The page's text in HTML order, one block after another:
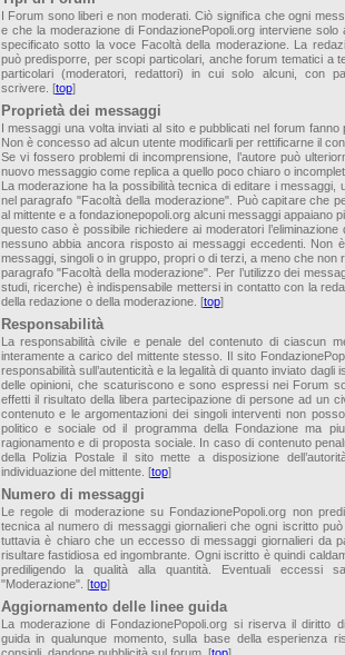
I Forum sono liberi e non moderati. Ciò significa che ogni
e che la moderazione di FondazionePopoli.org interviene
specificato sotto la voce Facoltà della moderazione. La
può predisporre, per scopi particolari, anche forum tematici a
particolari (moderatori, redattori) in cui solo alcuni, con
scrivere. [top]
Proprietà dei messaggi
I messaggi una volta inviati al sito e pubblicati nel forum fanno
Non è concesso ad alcun utente modificarli per rettificarne il
Se vi fossero problemi di incomprensione, l’autore può
nuovo messaggio come replica a quello poco chiaro o
La moderazione ha la possibilità tecnica di editare i messaggi,
nel paragrafo "Facoltà della moderazione". Può capitare che
al mittente e a fondazionepopoli.org alcuni messaggi appaiano
questo caso è possibile richiedere ai moderatori
nessuno abbia ancora risposto ai messaggi eccedenti. Non
messaggi, singoli o in gruppo, propri o di terzi, a meno che non
paragrafo "Facoltà della moderazione". Per l’utilizzo dei
studi, ricerche) è indispensabile mettersi in contatto con la
della redazione o della moderazione. [top]
Responsabilità
La responsabilità civile e penale del contenuto di ciascun
interamente a carico del mittente stesso. Il sito
responsabilità sull’autenticità e la legalità di quanto inviato dagli
delle opinioni, che scaturiscono e sono espressi nei Forum
effetti il risultato della libera partecipazione di persone ad un
contenuto e le argomentazioni dei singoli interventi non
politico e sociale od il programma della Fondazione ma
ragionamento e di proposta sociale. In caso di contenuto
della Polizia Postale il sito mette a disposizione
individuazione del mittente. [top]
Numero di messaggi
Le regole di moderazione su FondazionePopoli.org non
tecnica al numero di messaggi giornalieri che ogni iscritto
tuttavia è chiaro che un eccesso di messaggi giornalieri da
risultare fastidiosa ed ingombrante. Ogni iscritto è quindi
prediligendo la qualità alla quantità. Eventuali eccessi
"Moderazione". [top]
Aggiornamento delle linee guida
La moderazione di FondazionePopoli.org si riserva il diritto
guida in qualunque momento, sulla base della esperienza